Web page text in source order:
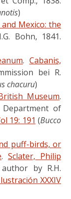
)
Mexico: the
Bohn, 1841.
. Cabanis,
bei R.
chacuru)
Museum.
Department of
19: 191 (Bucco
puff-birds, or
. Sclater, Philip
by R.H.
XXXIV